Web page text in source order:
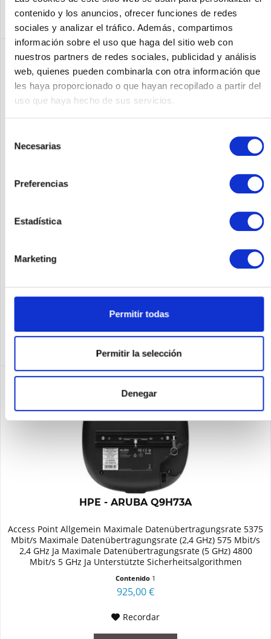
contenido y los anuncios, ofrecer funciones de redes
sociales y analizar el tráfico. Además, compartimos
información sobre el uso que haga del sitio web con
nuestros partners de redes sociales, publicidad y análisis
web, quienes pueden combinarla con otra información que
les haya proporcionado o que hayan recopilado a partir del
uso que haya hecho de sus servicios.
Necesarias
Preferencias
Estadística
Marketing
Permitir todas
Permitir la selección
Denegar
Mbit/s Maximale Datenübertragungsrate (2,4 GHz) 574 Mbit/s
2,4 GHz Ja Maximale Datenübertragungsrate (5 GHz) 1200
Mbit/s 5 GHz Ja Unterstützte Sicherheitsalgorithmen WPA3,
Recordar
DETALLES
HPE - ARUBA Q9H73A
Access Point Allgemein Maximale Datenübertragungsrate 5375
Mbit/s Maximale Datenübertragungsrate (2,4 GHz) 575 Mbit/s
2,4 GHz Ja Maximale Datenübertragungsrate (5 GHz) 4800
Mbit/s 5 GHz Ja Unterstützte Sicherheitsalgorithmen
Contenido 1
925,00 €
Recordar